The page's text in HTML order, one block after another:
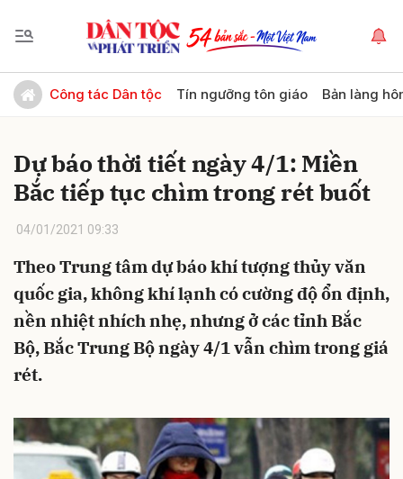
Công tác Dân tộc Tín ngưỡng tôn giáo Bản làng
Dự báo thời tiết ngày 4/1: Miền
Bắc tiếp tục chìm trong rét buốt
04/01/2021 09:33
Theo Trung tâm dự báo khí tượng thủy văn
quốc gia, không khí lạnh có cường độ ổn định,
nền nhiệt nhích nhẹ, nhưng ở các tỉnh Bắc
Bộ, Bắc Trung Bộ ngày 4/1 vẫn chìm trong giá
rét.
Gửi bình luận
Hủy Gửi